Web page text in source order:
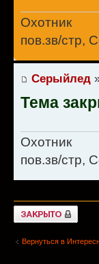
Охотник
пов.зв/стр,
Серыйлед
Тема
Охотник
пов.зв/стр,
Закрыто
Вернуться в